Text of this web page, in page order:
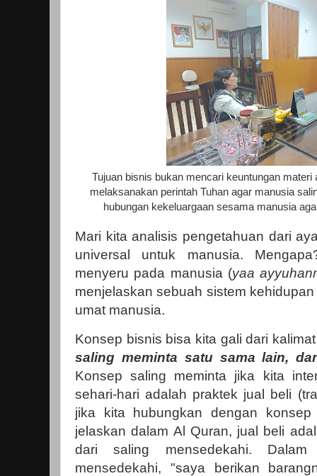
Tujuan bisnis bukan mencari keuntungan
melaksanakan perintah Tuhan agar manusia
hubungan kekeluargaan sesama manusia
Mari kita analisis pengetahuan dari
universal untuk manusia.
menyeru pada manusia (yaa
menjelaskan sebuah sistem
umat manusia.
Konsep bisnis bisa kita gali dari
saling meminta satu sama lain,
Konsep saling meminta jika kita
sehari-hari adalah praktek jual beli
jika kita hubungkan dengan
jelaskan dalam Al Quran, jual beli
dari saling mensedekahi.
mensedekahi, "saya berikan